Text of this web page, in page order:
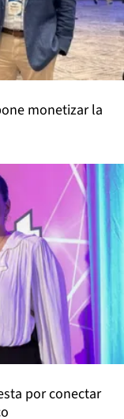
monetizar la
por conectar